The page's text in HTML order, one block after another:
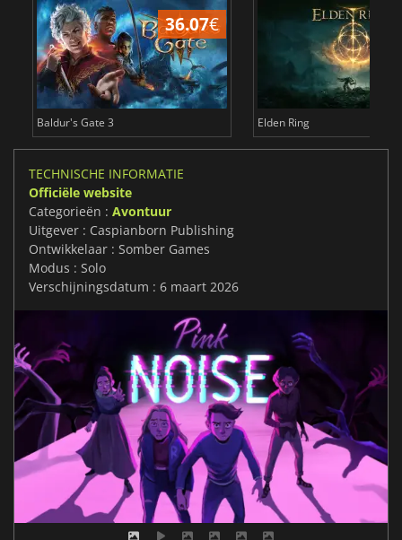
36.07€
Baldur's Gate 3 Elden Ring
TECHNISCHE INFORMATIE
Officiële website
Categorieën : Avontuur
Uitgever : Caspianborn Publishing
Ontwikkelaar : Somber Games
Modus : Solo
Verschijningsdatum : 6 maart 2026